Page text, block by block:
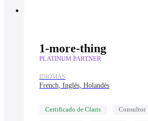
1-more-thing
PLATINUM PARTNER
IDIOMAS
French, Inglés, Holandés
Certificado de Claris Consultor